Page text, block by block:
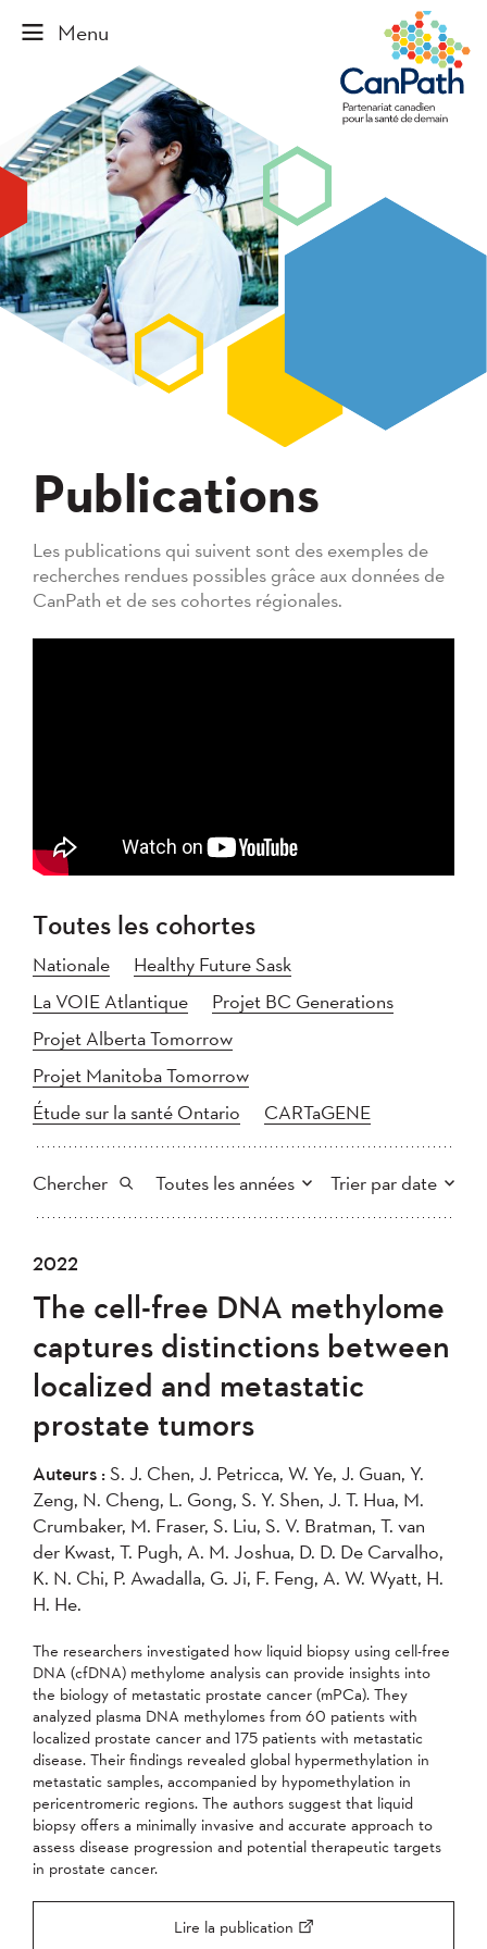
Publications
Les publications qui suivent sont des exemples de
recherches rendues possibles grâce aux données de
CanPath et de ses cohortes régionales.
Toutes les cohortes
Nationale
Healthy Future Sask
La VOIE Atlantique
Projet BC Generations
Projet Alberta Tomorrow
Projet Manitoba Tomorrow
Étude sur la santé Ontario
CARTaGENE
Chercher Toutes les années Trier par date
Tout
2022
2021
2020
2019
2018
2017
2016
2015
2014
2013
2012
2011
2010
2004
Appliquer
Plus récent au plus ancien
Plus ancien au plus récent
2022
The cell-free DNA methylome
captures distinctions between
localized and metastatic
prostate tumors
Auteurs :S. J. Chen, J. Petricca, W. Ye, J. Guan, Y.
Zeng, N. Cheng, L. Gong, S. Y. Shen, J. T. Hua, M.
Crumbaker, M. Fraser, S. Liu, S. V. Bratman, T. van
der Kwast, T. Pugh, A. M. Joshua, D. D. De Carvalho,
K. N. Chi, P. Awadalla, G. Ji, F. Feng, A. W. Wyatt, H.
H. He.
The researchers investigated how liquid biopsy using cell-free
DNA (cfDNA) methylome analysis can provide insights into
the biology of metastatic prostate cancer (mPCa). They
analyzed plasma DNA methylomes from 60 patients with
localized prostate cancer and 175 patients with metastatic
disease. Their findings revealed global hypermethylation in
metastatic samples, accompanied by hypomethylation in
pericentromeric regions. The authors suggest that liquid
biopsy offers a minimally invasive and accurate approach to
assess disease progression and potential therapeutic targets
in prostate cancer.
Lire la publication